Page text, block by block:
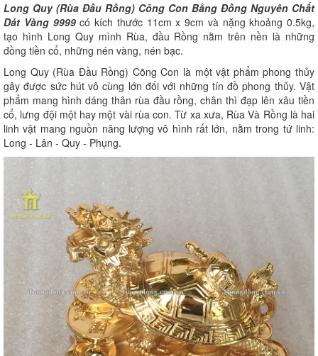
Long Quy (Rùa Đầu Rồng) Cõng Con Bằng Đồng Nguyên Chất
Dát Vàng 9999có kích thước 11cm x 9cm và nặng khoảng 0.5kg,
tạo hình Long Quy mình Rùa, đầu Rồng nằm trên nền là những
đồng tiền cổ, những nén vàng, nén bạc.
Long Quy (Rùa Đầu Rồng) Cõng Con là một vật phẩm phong thủy
gây được sức hút vô cùng lớn đối với những tín đồ phong thủy. Vật
phẩm mang hình dáng thân rùa đầu rồng, chân thì đạp lên xâu tiền
cổ, lưng đội một hay một vài rùa con. Từ xa xưa, Rùa Và Rồng là hai
linh vật mang nguồn năng lượng vô hình rất lớn, nằm trong tứ linh:
Long - Lân - Quy - Phụng.